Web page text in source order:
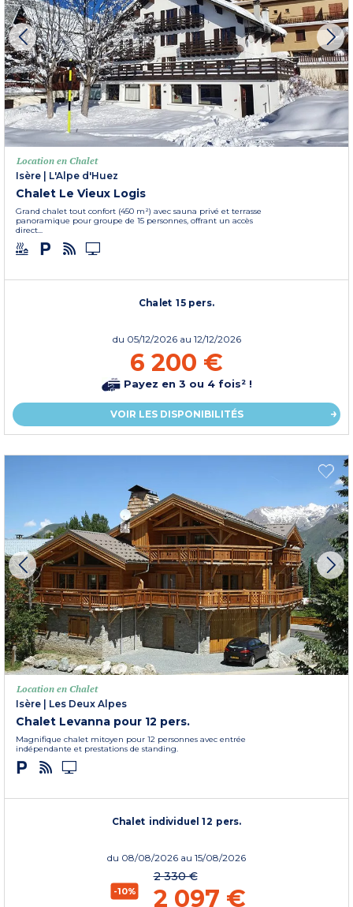
Location en Chalet
Isère
L'Alpe d'Huez
Chalet Le Vieux Logis
Grand chalet tout confort (450 m²) avec sauna privé et terrasse
panoramique pour groupe de 15 personnes, offrant un accès
direct...
Chalet 15 pers.
du 05/12/2026 au 12/12/2026
6 200 €
Payez en 3 ou 4 fois² !
VOIR LES DISPONIBILITÉS
Location en Chalet
Isère
Les Deux Alpes
Chalet Levanna pour 12 pers.
Magnifique chalet mitoyen pour 12 personnes avec entrée
indépendante et prestations de standing.
Chalet individuel 12 pers.
du 08/08/2026 au 15/08/2026
-10%
2 330 €
2 097 €